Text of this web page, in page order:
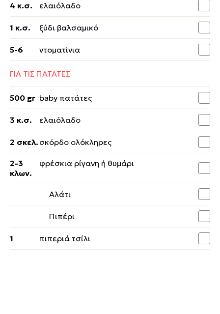
4 κ.σ. ελαιόλαδο
1 κ.σ. ξύδι βαλσαμικό
5-6 ντοματίνια
ΓΙΑ ΤΙΣ ΠΑΤΑΤΕΣ
500 gr baby πατάτες
3 κ.σ. ελαιόλαδο
2 σκελ. σκόρδο ολόκληρες
2-3
κλων.
φρέσκια ρίγανη ή θυμάρι
Αλάτι
Πιπέρι
1 πιπεριά τσίλι